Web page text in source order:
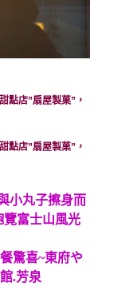
小丸子擦身而
覽富士山風光
驚喜~東府や
.芳泉